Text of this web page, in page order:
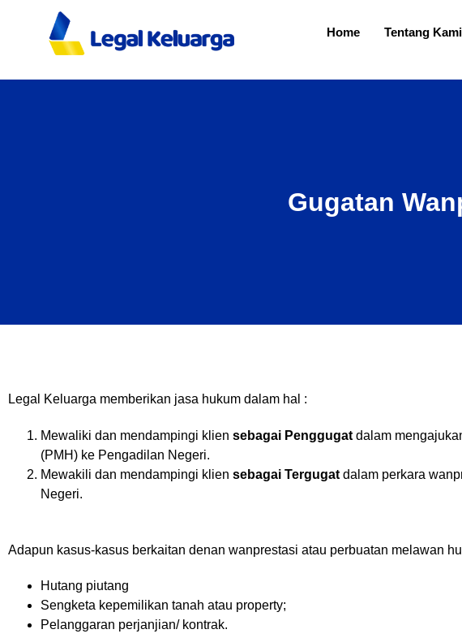
Home Tentang Kami
Gugatan
Legal Keluarga memberikan jasa hukum dalam hal :
Mewaliki dan mendampingi klien sebagai Penggugat dalam
(PMH) ke Pengadilan Negeri.
Mewakili dan mendampingi klien sebagai Tergugat dalam perkara
Negeri.
Adapun kasus-kasus berkaitan denan wanprestasi atau perbuatan melawan
Hutang piutang
Sengketa kepemilikan tanah atau property;
Pelanggaran perjanjian/ kontrak.